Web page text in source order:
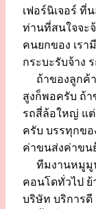
เฟอร์นิเจอร์ ที่
ท่านที่สนใจจะ
คนยกของ เรา
กระบะรับจ้าง
ถ้าของลูกค้า
สูงก็พอครับ ถ้า
รถสี่ล้อใหญ่ แต่
ครับ บรรทุกขอ
ค่าขนส่งค่าขน
ทีมงานหมูมูฟ
คอนโดทั่วไป ย้
บริษัท บริการดี